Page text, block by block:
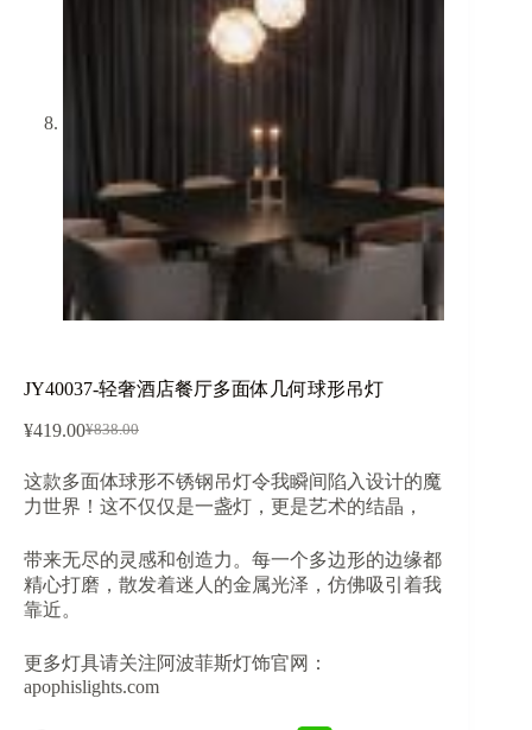
JY40037-轻奢酒店餐厅多面体几何球形吊灯
¥838.00
原
为：
¥838.00。
¥419.00当
价
格
¥419.00。
这款多面体球形不锈钢吊灯令我瞬间陷入设计的魔
力世界！这不仅仅是一盏灯，更是艺术的结晶，
带来无尽的灵感和创造力。每一个多边形的边缘都
精心打磨，散发着迷人的金属光泽，仿佛吸引着我
靠近。
更多灯具请关注阿波菲斯灯饰官网：
apophislights.com